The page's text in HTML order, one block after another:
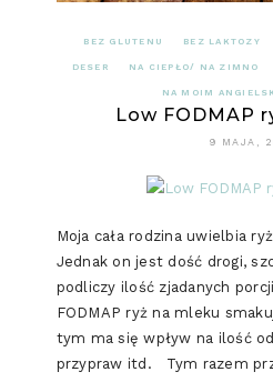
BEZ GLUTENU BEZ LAKTOZY
DESER NA CIEPŁO/ NA ZIMNO
NA MOIM
Low FODMAP
9 MAJA,
Moja cała rodzina uwielbia
Jednak on jest dość drogi,
podliczy ilość zjadanych
FODMAP ryż na mleku
tym ma się wpływ na ilość
przypraw itd. Tym razem